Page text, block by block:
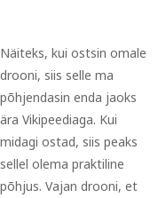
Näiteks, kui ostsin omale
drooni, siis selle ma
põhjendasin enda jaoks
ära Vikipeediaga. Kui
midagi ostad, siis peaks
sellel olema praktiline
põhjus. Vajan drooni, et